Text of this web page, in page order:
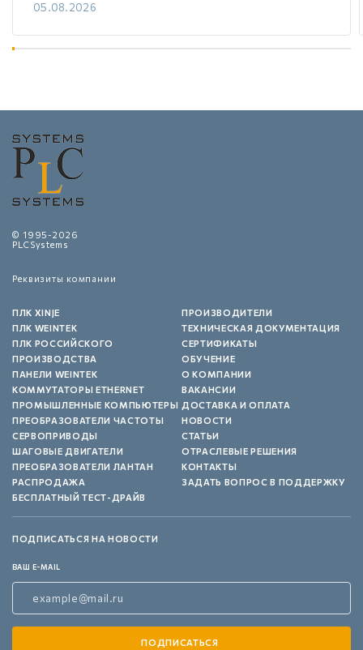
05.08.2026
© 1995-2026
PLCSystems
Реквизиты компании
ПЛК XINJE
ПЛК WEINTEK
ПЛК РОССИЙСКОГО
ПРОИЗВОДСТВА
ПАНЕЛИ WEINTEK
КОММУТАТОРЫ ETHERNET
ПРОМЫШЛЕННЫЕ КОМПЬЮТЕРЫ
ПРЕОБРАЗОВАТЕЛИ ЧАСТОТЫ
СЕРВОПРИВОДЫ
ШАГОВЫЕ ДВИГАТЕЛИ
ПРЕОБРАЗОВАТЕЛИ ЛАНТАН
РАСПРОДАЖА
БЕСПЛАТНЫЙ ТЕСТ-ДРАЙВ
ПРОИЗВОДИТЕЛИ
ТЕХНИЧЕСКАЯ ДОКУМЕНТАЦИЯ
СЕРТИФИКАТЫ
ОБУЧЕНИЕ
О КОМПАНИИ
ВАКАНСИИ
ДОСТАВКА И ОПЛАТА
НОВОСТИ
СТАТЬИ
ОТРАСЛЕВЫЕ РЕШЕНИЯ
КОНТАКТЫ
ЗАДАТЬ ВОПРОС В ПОДДЕРЖКУ
ПОДПИСАТЬСЯ НА НОВОСТИ
ВАШ E-MAIL